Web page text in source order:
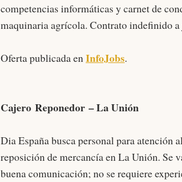
competencias informáticas y carnet de
maquinaria agrícola. Contrato indefinido
Oferta publicada enInfoJobs.
Cajero Reponedor – La Unión
Dia España busca personal para atención
reposición de mercancía en La Unión. Se
buena comunicación; no se requiere